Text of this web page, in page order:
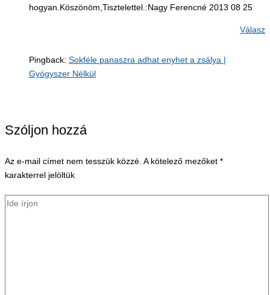
hogyan.Köszönöm,Tisztelettel.:Nagy Ferencné 2013 08 25
Válasz
Pingback: Sokféle panaszra adhat enyhet a zsálya |
Gyógyszer Nélkül
Szóljon hozzá
Az e-mail címet nem tesszük közzé. A kötelező mezőket *
karakterrel jelöltük
Ide